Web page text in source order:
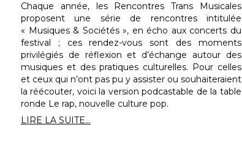
Chaque année, les Rencontres Trans Musicales
proposent une série de rencontres intitulée
« Musiques & Sociétés », en écho aux concerts du
festival ; ces rendez-vous sont des moments
privilégiés de réflexion et d’échange autour des
musiques et des pratiques culturelles. Pour celles
et ceux qui n’ont pas pu y assister ou souhaiteraient
la réécouter, voici la version podcastable de la table
ronde Le rap, nouvelle culture pop.
LIRE LA SUITE...